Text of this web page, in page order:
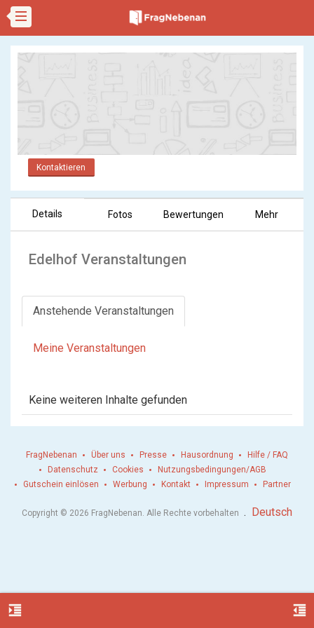
Kontaktieren
Details Fotos Bewertungen Mehr
Edelhof Veranstaltungen
Anstehende Veranstaltungen
Meine Veranstaltungen
Keine weiteren Inhalte gefunden
format_indent_increase format_indent_decrease
FragNebenan Über uns Presse Hausordnung
Hilfe / FAQ
Datenschutz
Cookies
Nutzungsbedingungen/AGB
Gutschein einlösen
Werbung Kontakt Impressum Partner
Copyright © 2026 FragNebenan. Alle Rechte vorbehalten . Deutsch